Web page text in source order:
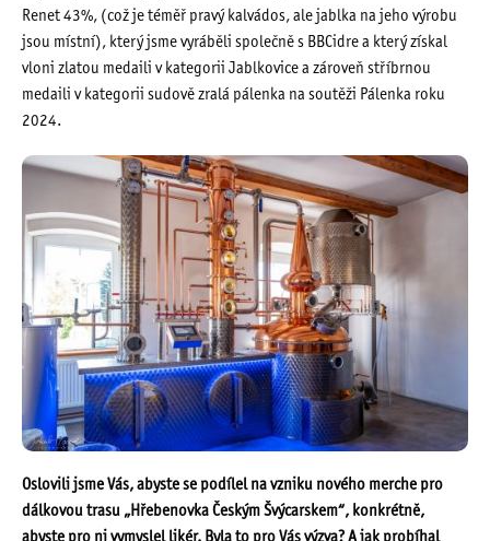
Renet 43%, (což je téměř pravý kalvádos, ale jablka na jeho výrobu
jsou místní), který jsme vyráběli společně s BBCidre a který získal
vloni zlatou medaili v kategorii Jablkovice a zároveň stříbrnou
medaili v kategorii sudově zralá pálenka na soutěži Pálenka roku
2024.
Oslovili jsme Vás, abyste se podílel na vzniku nového merche pro
dálkovou trasu „Hřebenovka Českým Švýcarskem“, konkrétně,